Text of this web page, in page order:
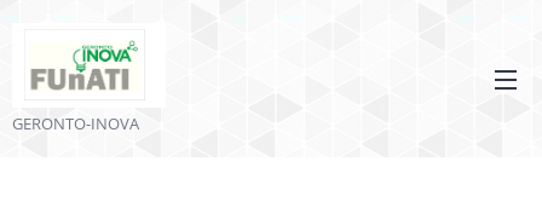
GERONTO-INOVA